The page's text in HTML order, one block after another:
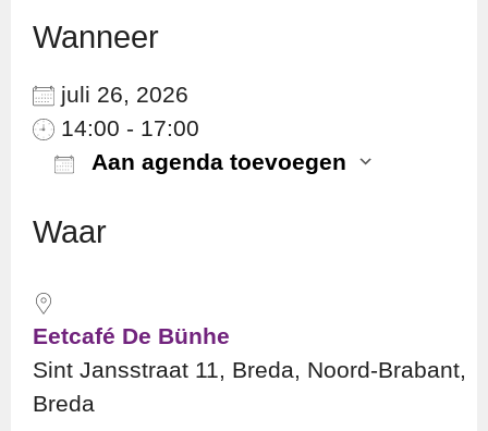
Wanneer
juli 26, 2026
14:00 - 17:00
Aan agenda toevoegen
Waar
Eetcafé De Bünhe
Sint Jansstraat 11, Breda, Noord-Brabant,
Breda